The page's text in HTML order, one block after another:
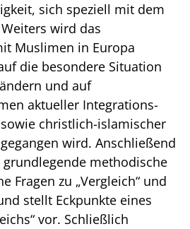
sich speziell mit dem
wird das
Muslimen in Europa
die besondere Situation
und auf
aktueller Integrations-
christlich-islamischer
wird. Anschließend
methodische
Fragen zu „Vergleich“ und
stellt Eckpunkte eines
vor. Schließlich